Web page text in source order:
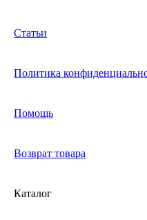
Статьи
Политика
Помощь
Возврат товара
Каталог